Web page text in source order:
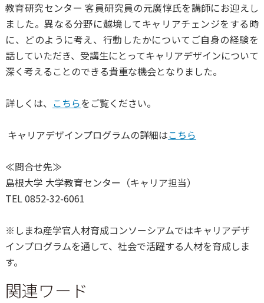
教育研究センター 客員研究員の元廣惇氏を講師にお迎えし
ました。異なる分野に越境してキャリアチェンジをする時
に、どのように考え、行動したかについてご自身の経験を
話していただき、受講生にとってキャリアデザインについて
深く考えることのできる貴重な機会となりました。
詳しくは、 こちらをご覧ください。
キャリアデザインプログラムの詳細はこちら
≪問合せ先≫
島根大学 大学教育センター（キャリア担当）
TEL 0852-32-6061
※ しまね産学官人材育成コンソーシアムではキャリアデザ
インプログラムを通して、社会で活躍する人材を育成しま
す。
関連ワード